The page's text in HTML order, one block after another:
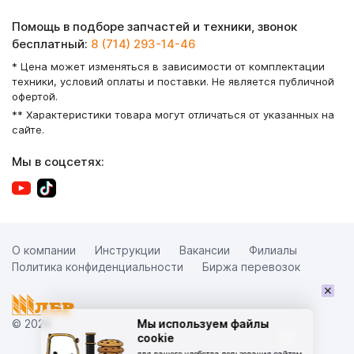
Мы используем файлы
cookie
Помощь в подборе запчастей и техники, звонок
бесплатный: 8 (714) 293-14-46
* Цена может изменяться в зависимости от комплектации
техники, условий оплаты и поставки. Не является публичной
офертой.
** Характеристики товара могут отличаться от указанных на
сайте.
Мы в соцсетях:
© 2026
О компании Инструкции Вакансии
Филиалы
Политика конфиденциальности
Биржа перевозок
×